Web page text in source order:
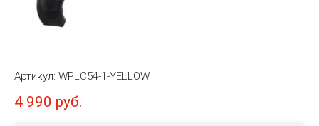
Артикул: WPLC54-1-YELLOW
4 990 руб.